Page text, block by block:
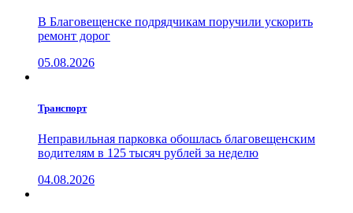
В Благовещенске подрядчикам поручили ускорить
ремонт дорог
05.08.2026
Транспорт
Неправильная парковка обошлась благовещенским
водителям в 125 тысяч рублей за неделю
04.08.2026